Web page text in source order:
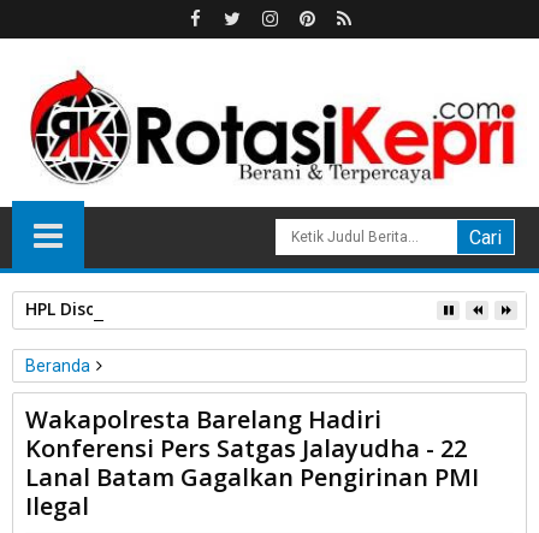
HPL Disorot, PT Sosor Tala Jaya Tolak Perluasan Kampung
Beranda
Unlabelled
Wakapolresta Barelang Hadiri Konferensi Pers Satgas
Jalayudha - 22 Lanal Batam Gagalkan Pengirinan PMI Ilegal
Wakapolresta Barelang Hadiri
Konferensi Pers Satgas Jalayudha - 22
Lanal Batam Gagalkan Pengirinan PMI
Ilegal